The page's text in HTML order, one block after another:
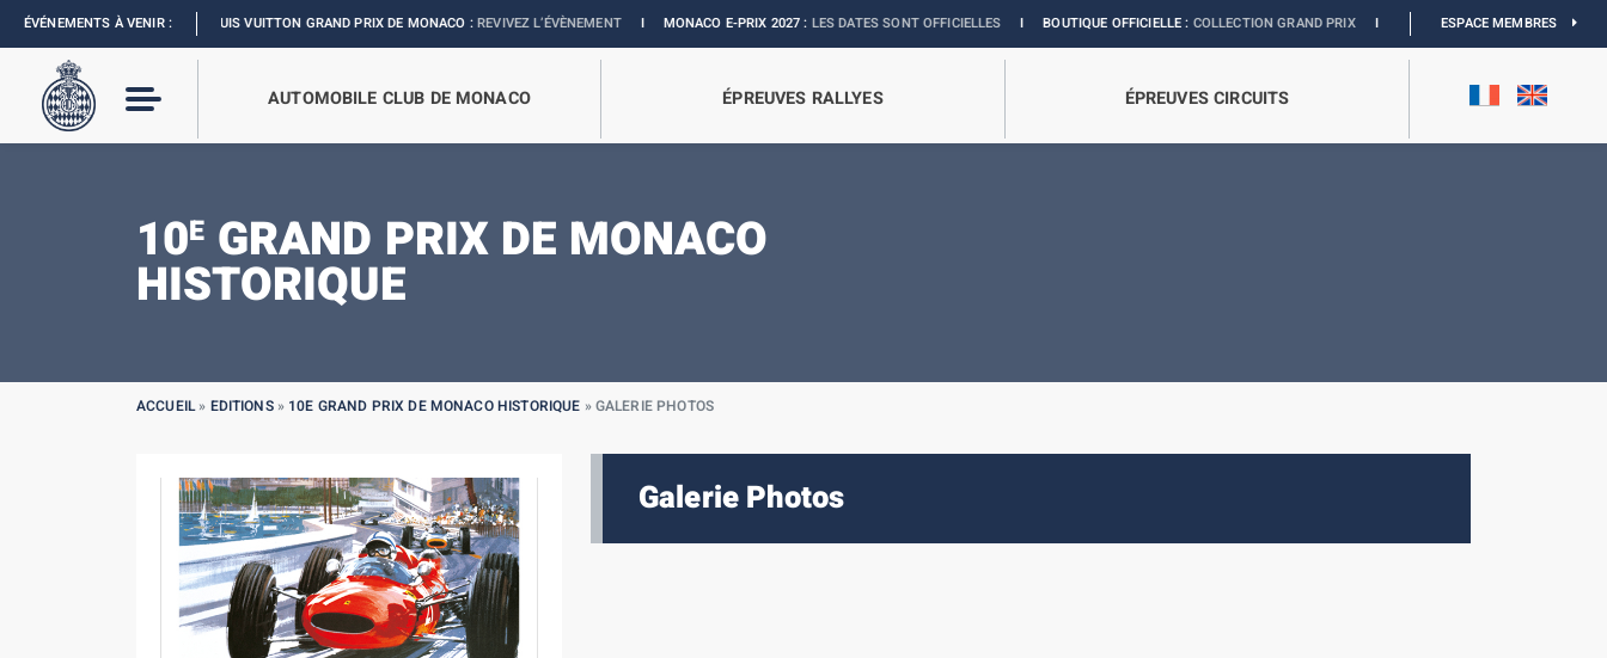
ÉVÉNEMENTS À VENIR :
FORMULA 1 LOUIS VUITTON GRAND PRIX DE MONACO :REVIVEZ L’ÉVÈNEMENTIMONACO E-PRIX 2027 :LES DATES SONT OFFICIELLESIBOUTIQUE OFFICIELLE :COLLECTION GRAND PRIXIEXPOSITION MONACO & L’AUTOMOBILE :
ESPACE MEMBRES
AUTOMOBILE CLUB DE MONACO ÉPREUVES RALLYES ÉPREUVES CIRCUITS
10E GRAND PRIX DE MONACO
HISTORIQUE
ACCUEIL» EDITIONS» 10E GRAND PRIX DE MONACO HISTORIQUE »GALERIE PHOTOS
Galerie Photos